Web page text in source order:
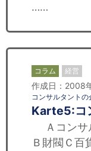
……
コラム 経営
作成日：2008
コンサルタントの
Karte5:
Ａコンサ
Ｂ財閥Ｃ百